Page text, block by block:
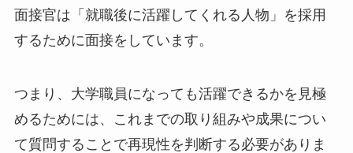
面接官は「就職後に活躍してくれる人物」を採用
するために面接をしています。
つまり、大学職員になっても活躍できるかを見極
めるためには、これまでの取り組みや成果につい
て質問することで再現性を判断する必要がありま